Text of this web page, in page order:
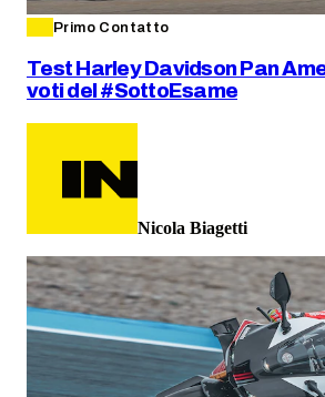
Primo Contatto
Test Harley Davidson Pan
voti del #SottoEsame
Nicola Biagetti